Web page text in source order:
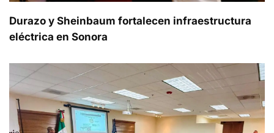
Durazo y Sheinbaum fortalecen infraestructura
eléctrica en Sonora